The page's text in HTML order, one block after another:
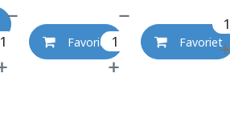
Favoriet Favoriet